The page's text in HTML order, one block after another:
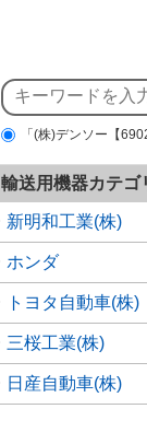
「(株)デンソー【
輸送用機器カテ
新明和工業(株)
ホンダ
トヨタ自動車(株)
三桜工業(株)
日産自動車(株)